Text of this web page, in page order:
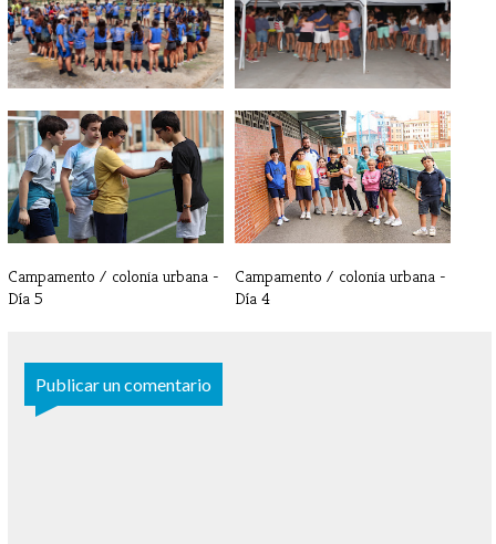
Tercer Turno | YA HAN SALIDO
LOS AU[...]
Tercer Turno | Día 11 - Crónica
de [...]
Campamento / colonia urbana -
Día 5
Campamento / colonia urbana -
Día 4
Publicar un comentario